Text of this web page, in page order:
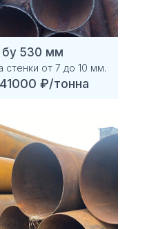
бу 530 мм
стенки от 7 до 10 мм.
₽/тонна